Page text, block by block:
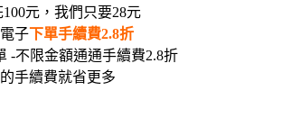
100元，我們只要28元
子下單手續費2.8折
-不限金額通通手續費2.8折
手續費就省更多